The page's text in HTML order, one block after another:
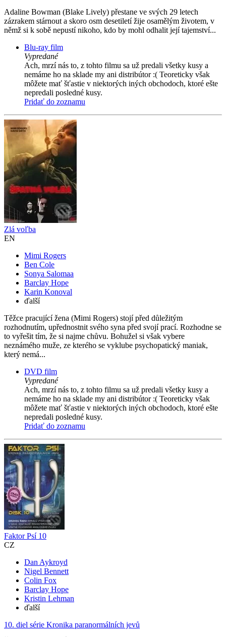
Adaline Bowman (Blake Lively) přestane ve svých 29 letech
zázrakem stárnout a skoro osm desetiletí žije osamělým životem, v
němž si k sobě nepustí nikoho, kdo by mohl odhalit její tajemství...
Blu-ray film
Vypredané
Ach, mrzí nás to, z tohto filmu sa už predali všetky kusy a
nemáme ho na sklade my ani distribútor :( Teoreticky však
môžete mať šťastie v niektorých iných obchodoch, ktoré ešte
nepredali posledné kusy.
Pridať do zoznamu
Zlá voľba
EN
Mimi Rogers
Ben Cole
Sonya Salomaa
Barclay Hope
Karin Konoval
ďalší
Těžce pracující žena (Mimi Rogers) stojí před důležitým
rozhodnutím, upřednostnit svého syna před svojí prací. Rozhodne se
to vyřešit tím, že si najme chůvu. Bohužel si však vybere
neznámého muže, ze kterého se vyklube psychopatický maniak,
který nemá...
DVD film
Vypredané
Ach, mrzí nás to, z tohto filmu sa už predali všetky kusy a
nemáme ho na sklade my ani distribútor :( Teoreticky však
môžete mať šťastie v niektorých iných obchodoch, ktoré ešte
nepredali posledné kusy.
Pridať do zoznamu
Faktor Psí 10
CZ
Dan Aykroyd
Nigel Bennett
Colin Fox
Barclay Hope
Kristin Lehman
ďalší
10. diel série Kronika paranormálních jevů